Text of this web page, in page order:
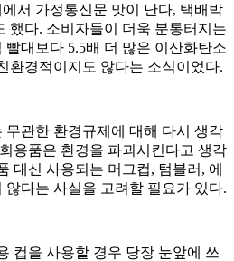
서 가정통신문 맛이 난다, 택배박
했다. 소비자들이 더욱 분통터지는
대보다 5.5배 더 많은 이산화탄소
환경적이지도 않다는 소식이었다.
무관한 환경규제에 대해 다시 생각
용품은 환경을 파괴시킨다고 생각
대신 사용되는 머그컵, 텀블러, 에
않다는 사실을 고려할 필요가 있다.
컵을 사용할 경우 당장 눈앞에 쓰